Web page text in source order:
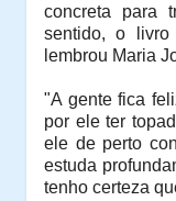
concreta para
sentido, o livro
lembrou Maria
"A gente fica
por ele ter
ele de perto
estuda
tenho certeza